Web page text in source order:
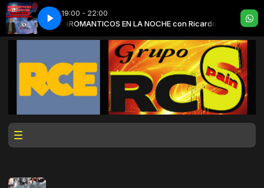
19:00 - 22:00
Ricardo GigenaROMANTICOS EN LA NOCHE con Ricardo Gigena